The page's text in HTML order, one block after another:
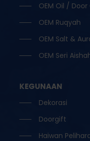
OEM Oil /
OEM Ruqyah
OEM Salt &
OEM Seri
KEGUNAAN
Dekorasi
Doorgift
Haiwan